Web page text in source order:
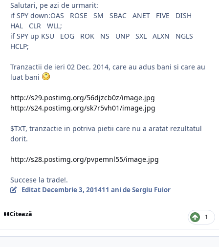
Salutari, pe azi de urmarit:
if SPY down:OAS ROSE SM SBAC ANET FIVE DISH
HAL CLR WLL;
if SPY up KSU EOG ROK NS UNP SXL ALXN NGLS
HCLP;
Tranzactii de ieri 02 Dec. 2014, care au adus bani si care au
luat bani
http://s29.postimg.org/56djzcb0z/image.jpg
http://s24.postimg.org/sk7r5vh01/image.jpg
$TXT, tranzactie in potriva pietii care nu a aratat rezultatul
dorit.
http://s28.postimg.org/pvpemnl55/image.jpg
Succese la trade!.
Editat Decembrie 3, 201411 ani de Sergiu Fuior
Citează 1